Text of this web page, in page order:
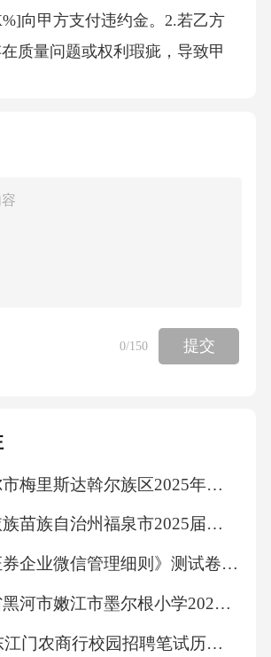
向甲方支付违约金。2.若乙方
质量问题或权利瑕疵，导致甲
生的合理费用（如律师费、诉
违约责任，赔偿对方因此遭受的
讼解决若协商不成，任何一方均
权的人民法院提起诉讼。诉讼费
需经双方书面协商一致，并签
在履行本合同过程中，如出现法
情形，一方有权解除本合同，
行过程中知悉的对方商业秘
信息予以保密，未经对方书面
何第三方披露或使用。（三）
0/150 提交
齐齐哈尔市梅里斯达斡尔族区2025年数学三年级第二学期期中达标测试试题（含答案）
黔南布依族苗族自治州福泉市2025届三下数学期末检测试题含答案解析
《华龙证券企业微信管理细则》测试卷及答案
黑龙江省黑河市嫩江市墨尔根小学2025届数学四下期末质量检测模拟试题含解析
2025广东江门农商行校园招聘笔试历年典型考题及考点剖析附带答案详解